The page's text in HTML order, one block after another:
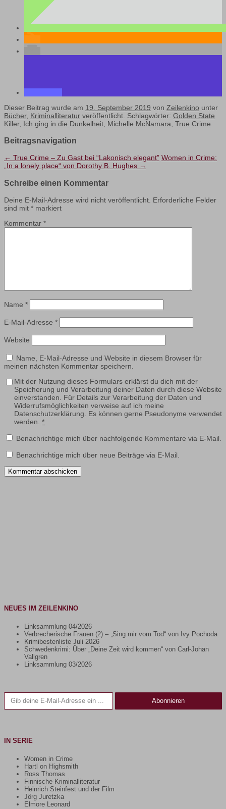
Dieser Beitrag wurde am 19. September 2019 von Zeilenkino unter
Bücher, Kriminalliteratur veröffentlicht. Schlagwörter: Golden State
Killer, Ich ging in die Dunkelheit Michelle McNamara True Crime
Beitragsnavigation
← True Crime – Zu Gast bei “Lakonisch elegant” Women in Crime:
„In a lonely place“ von Dorothy B. Hughes →
Schreibe einen Kommentar
Deine E-Mail-Adresse wird nicht veröffentlicht. Erforderliche Felder
sind mit * markiert
Kommentar *
Name *
E-Mail-Adresse *
Website
Name, E-Mail-Adresse und Website in diesem Browser für
meinen nächsten Kommentar speichern.
Mit der Nutzung dieses Formulars erklärst du dich mit der
Speicherung und Verarbeitung deiner Daten durch diese Website
einverstanden. Für Details zur Verarbeitung der Daten und
Widerrufsmöglichkeiten verweise auf ich meine
Datenschutzerklärung. Es können gerne Pseudonyme verwendet
werden. *
Benachrichtige mich über nachfolgende Kommentare via E-Mail.
Benachrichtige mich über neue Beiträge via E-Mail.
NEUES IM ZEILENKINO
Linksammlung 04/2026
Verbrecherische Frauen (2) – „Sing mir vom Tod“ von Ivy Pochoda
Krimibestenliste Juli 2026
Schwedenkrimi: Über „Deine Zeit wird kommen“ von Carl-Johan
Vallgren
Linksammlung 03/2026
Gib deine E-Mail-Adresse ein ...
Abonnieren
IN SERIE
Women in Crime
Hartl on Highsmith
Ross Thomas
Finnische Kriminalliteratur
Heinrich Steinfest und der Film
Jörg Juretzka
Elmore Leonard